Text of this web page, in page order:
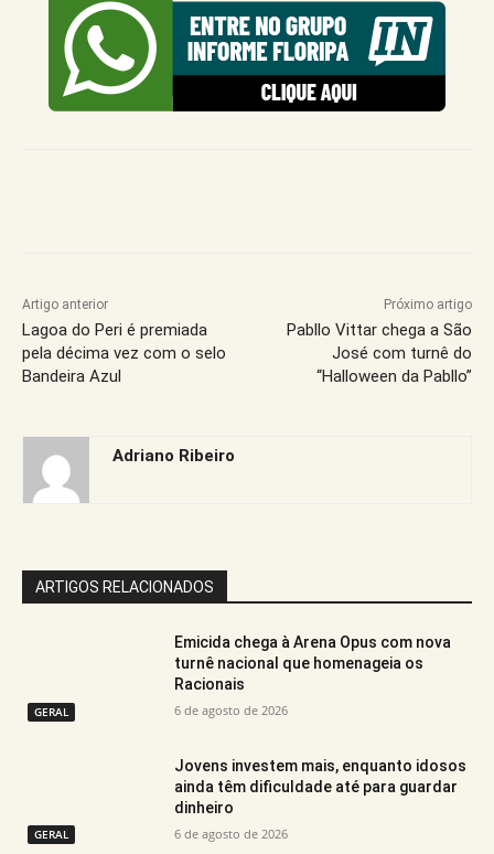
Artigo anterior
Lagoa do Peri é premiada
pela décima vez com o selo
Bandeira Azul
Próximo artigo
Pabllo Vittar chega a São
José com turnê do
“Halloween da Pabllo”
Adriano Ribeiro
ARTIGOS RELACIONADOS
GERAL
Emicida chega à Arena Opus com nova
turnê nacional que homenageia os
Racionais
6 de agosto de 2026
GERAL
Jovens investem mais, enquanto idosos
ainda têm dificuldade até para guardar
dinheiro
6 de agosto de 2026